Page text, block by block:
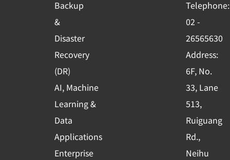
Backup
&
Disaster
Recovery
(DR)
AI, Machine
Learning &
Data
Applications
Enterprise
o
k
-
s
q
u
a
r
e
e
i
n
Telephone:
02 -
26565630
Address:
6F, No.
33, Lane
513,
Ruiguang
Rd.,
Neihu